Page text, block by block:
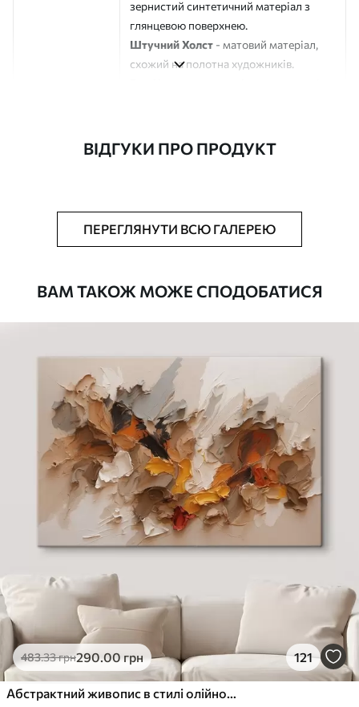
зернистий синтетичний матеріал з
глянцевою поверхнею.
Штучний Холст - матовий матеріал,
схожий на полотна художників.
Додатково Можна додати лакове покриття.
Від290.00грн
✓
Стійкість до вицвітання
Безпечне чорнило без запаху
Поверхня з текстурою полотна
Екологічний матеріал
Преміум
.00грн
✓Яскраві, насичені кольори
✓ Стійкість до вицвітання
Поверхня з текстурою полотна
✗ Екологічний матеріал
Еко-Преміум
Від .00грн
✓Яскраві, насичені кольори
ВІДГУКИ ПРО ПРОДУКТ
ПЕРЕГЛЯНУТИ ВСЮ ГАЛЕРЕЮ
ВАМ ТАКОЖ МОЖЕ СПОДОБАТИСЯ
483.33грн290.00грн 121
Абстрактний живопис в стилі олійного живопису